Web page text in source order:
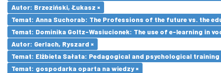
Autor: Brzeziński, Łukasz ×
Temat: Anna Suchorab: The Professions of the future vs. the
Temat: Dominika Goltz-Wasiucionek: The use of e-learning in
Autor: Gerlach, Ryszard ×
Temat: Elżbieta Sałata: Pedagogical and psychological
Temat: gospodarka oparta na wiedzy ×